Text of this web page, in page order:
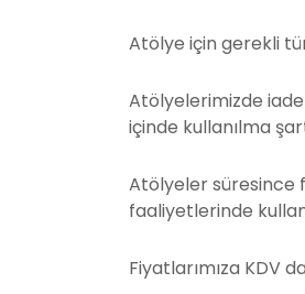
Atölye için gerekli
Atölyelerimizde
içinde kullanılma
Atölyeler süresince
faaliyetlerinde
Fiyatlarımıza KDV